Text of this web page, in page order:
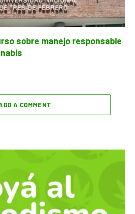
sobre manejo responsable
A COMMENT